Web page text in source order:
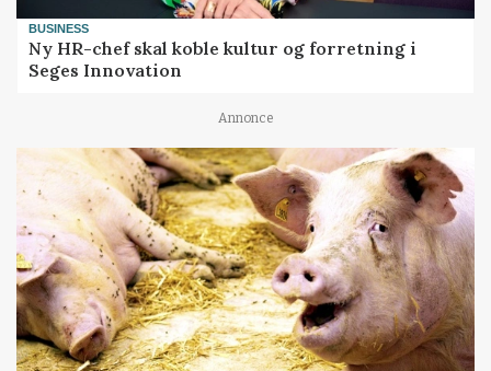
BUSINESS
Ny HR-chef skal koble kultur og forretning i
Seges Innovation
Annonce